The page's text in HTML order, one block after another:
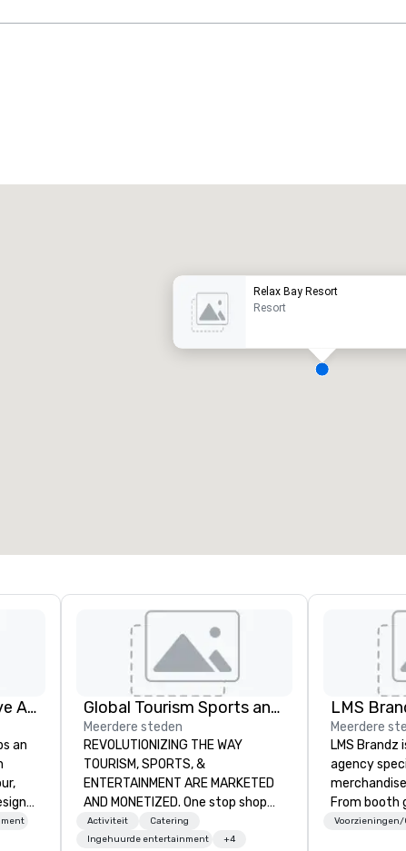
Relax Bay Resort
Resort
Silicon Valley Executive Academy
an
Global Tourism Sports and Entertainment
Meerdere steden
REVOLUTIONIZING THE WAY
TOURISM, SPORTS, &
ENTERTAINMENT ARE MARKETED
AND MONETIZED. One stop shop
for all of your sports tickets in the
United States. NFL, NBA, NHL, MLB,
Activiteit
Catering
Ingehuurde entertainment
+4
LMS
Meerdere
LMS
agency
From booth
branded